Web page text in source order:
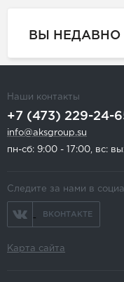
ВЫ НЕДАВНО
Наши контакты
+7 (473) 229-24-
info@aksgroup.su
пн-сб: 9:00 - 17:00, вс:
Следите за нами в
ВКОНТАКТЕ
Карта сайта